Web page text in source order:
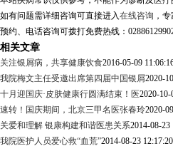
如有问题需详细咨询可直接进入在线咨询 ，
预约、电话咨询可拨打免费热线：
相关文章
关注银屑病，共享健康饮食2016-05-09
我院梅文主任受邀出席第四届中国银屑2020-
十月迎国庆·皮肤健康行圆满结束！医2020-10-
速转！国庆期间，北京三甲名医张春玲2020-
关爱和理解 银康构建和谐医患关系2014-08-23
我院医护人员爱心救“血荒”2014-08-23 12:17:20